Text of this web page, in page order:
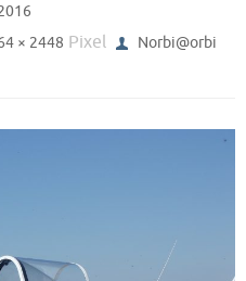
× 2448 Pixel
Norbi@orbi